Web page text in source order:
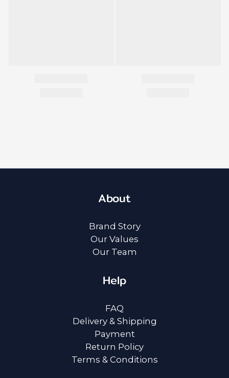
About
Brand Story
Our Values
Our Team
Help
FAQ
Delivery & Shipping
Payment
Return Policy
Terms & Conditions